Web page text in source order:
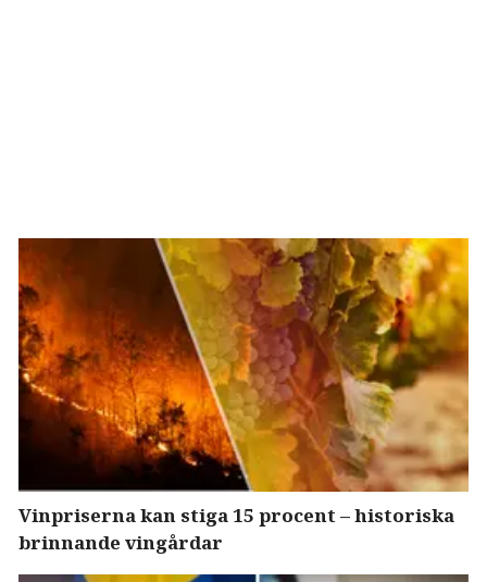
Vinpriserna kan stiga 15 procent – historiska
brinnande vingårdar